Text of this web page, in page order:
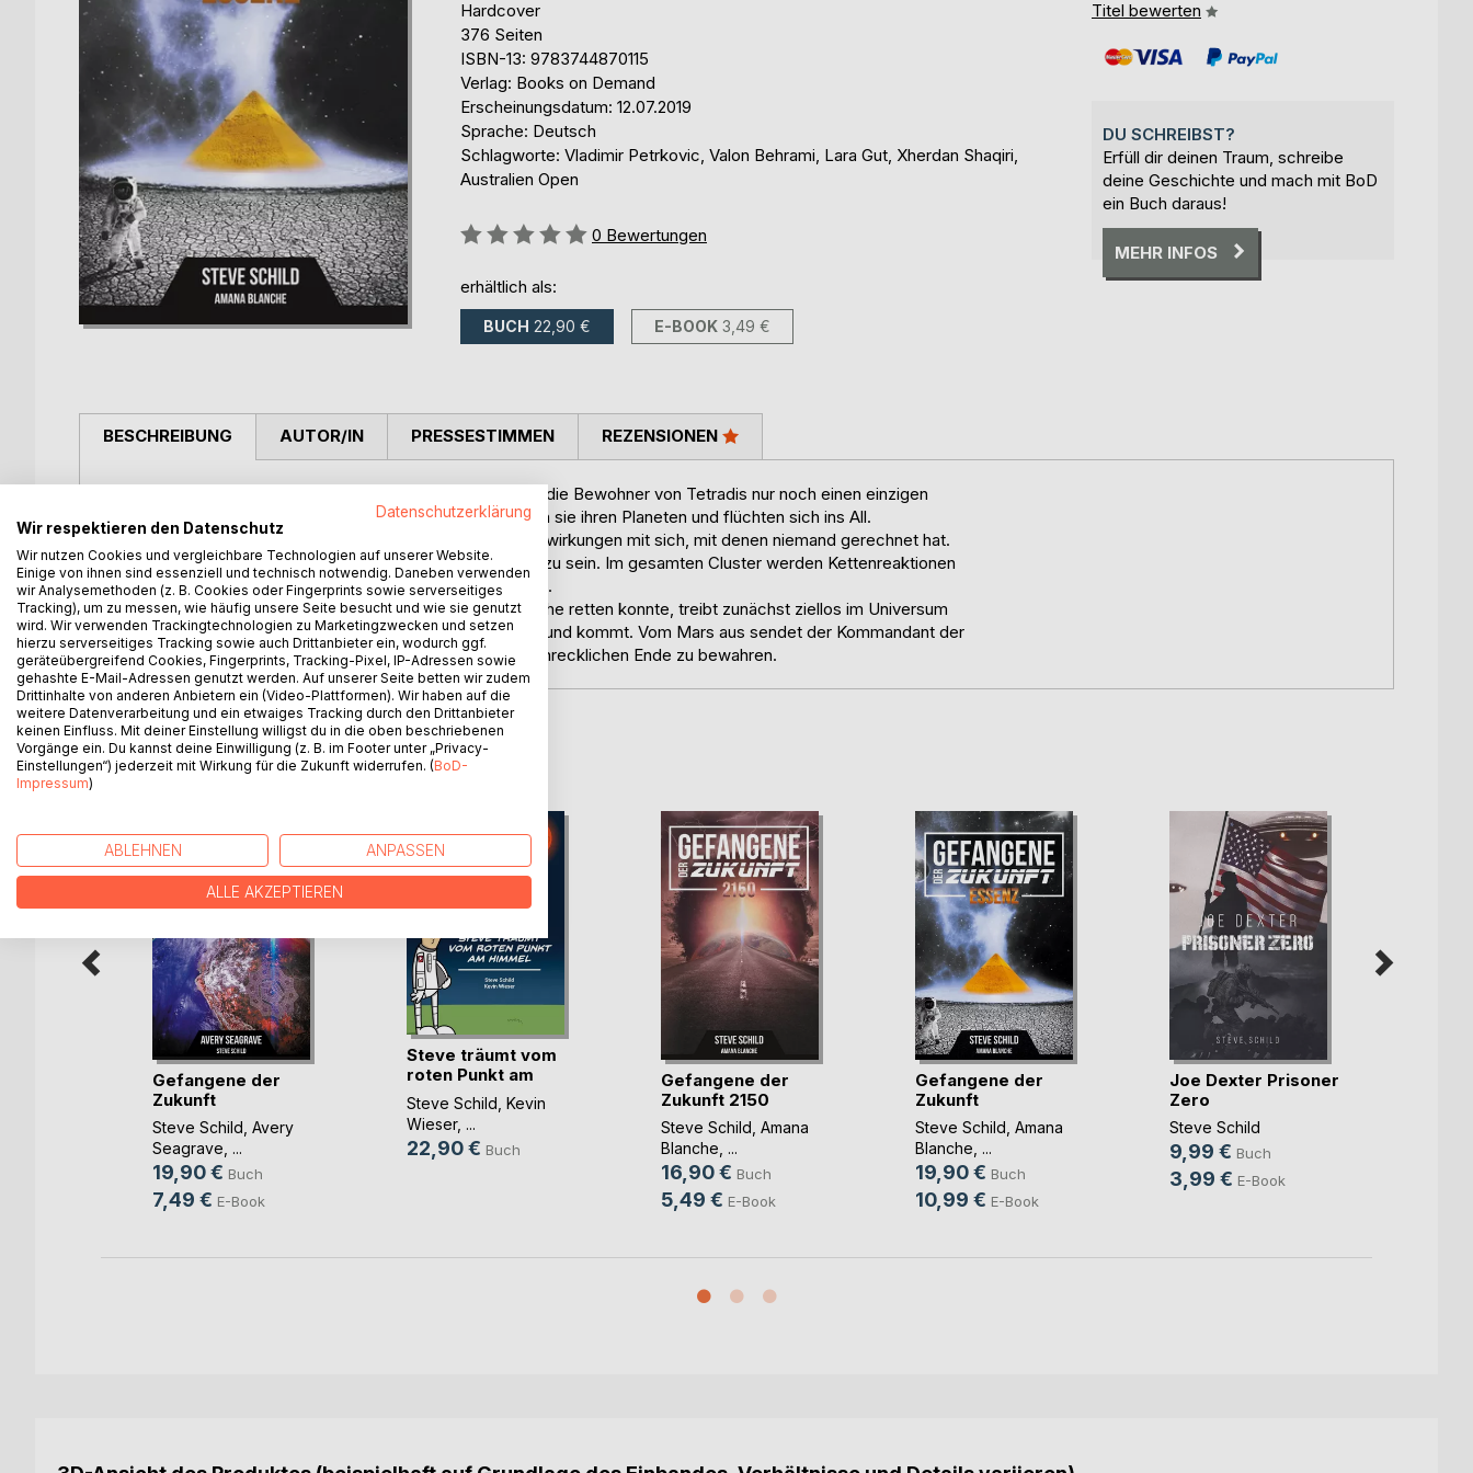
Hardcover
376 Seiten
ISBN-13: 9783744870115
Verlag: Books on Demand
Erscheinungsdatum: 12.07.2019
Sprache: Deutsch
Schlagworte: Vladimir Petrkovic, Valon Behrami, Lara Gut, Xherdan Shaqiri,
Australien Open
Bewertung::
0 Bewertungen
erhältlich als:
BUCH 22,90 € E-BOOK 3,49 €
Titel bewerten
DU SCHREIBST?
Erfüll dir deinen Traum, schreibe
deine Geschichte und mach mit BoD
ein Buch daraus!
MEHR INFOS
BESCHREIBUNG
Bei einem überraschenden Angriff aus dem Nichts sehen die Bewohner von Tetradis nur noch einen einzigen
Ausweg. Um ihren wertvollsten Besitz zu retten, zerstören sie ihren Planeten und flüchten sich ins All.
Wie sich kurz darauf herausstellt, bringt die Explosion Auswirkungen mit sich, mit denen niemand gerechnet hat.
Raum und Zeit scheinen aus dem Gleichgewicht gefallen zu sein. Im gesamten Cluster werden Kettenreaktionen
ausgelöst, von denen auch die Erde nicht verschont bleibt.
Die Besatzung der Wellenhand, die sich vor der Katastrophe retten konnte, treibt zunächst ziellos im Universum
umher, bis sie ihrer Bestimmung auf dem Mars auf den Grund kommt. Vom Mars aus sendet der Kommandant der
Wellenhand Agenten auf die Erde, um diese vor einem schrecklichen Ende zu bewahren.
AUTOR/IN PRESSESTIMMEN REZENSIONEN
WEITERE TITEL BEIBoD
Gefangene der
Zukunft
Steve Schild Avery
Seagrave , ...
19,90 € Buch
7,49 € E-Book
Steve träumt vom
roten Punkt am
Himmel
Steve Schild Kevin
Wieser, ...
22,90 € Buch
Gefangene der
Zukunft 2150
Steve Schild Amana
Blanche , ...
16,90 € Buch
5,49 € E-Book
Gefangene der
Zukunft
Steve Schild Amana
Blanche , ...
19,90 € Buch
10,99 € E-Book
Joe Dexter Prisoner
Zero
Steve Schild
9,99 € Buch
3,99 € E-Book
Datenschutzerklärung
Wir respektieren den Datenschutz
Wir nutzen Cookies und vergleichbare Technologien auf unserer Website.
Einige von ihnen sind essenziell und technisch notwendig. Daneben verwenden
wir Analysemethoden (z. B. Cookies oder Fingerprints sowie serverseitiges
Tracking), um zu messen, wie häufig unsere Seite besucht und wie sie genutzt
wird. Wir verwenden Trackingtechnologien zu Marketingzwecken und setzen
hierzu serverseitiges Tracking sowie auch Drittanbieter ein, wodurch ggf.
geräteübergreifend Cookies, Fingerprints, Tracking-Pixel, IP-Adressen sowie
gehashte E-Mail-Adressen genutzt werden. Auf unserer Seite betten wir zudem
Drittinhalte von anderen Anbietern ein (Video-Plattformen). Wir haben auf die
weitere Datenverarbeitung und ein etwaiges Tracking durch den Drittanbieter
keinen Einfluss. Mit deiner Einstellung willigst du in die oben beschriebenen
Vorgänge ein. Du kannst deine Einwilligung (z. B. im Footer unter „Privacy-
Einstellungen“) jederzeit mit Wirkung für die Zukunft widerrufen. (BoD-
Impressum)
ABLEHNEN ANPASSEN
ALLE AKZEPTIEREN